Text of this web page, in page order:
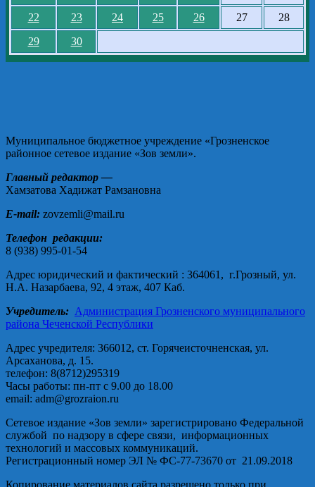
22
23 24 25 26 27
28
29
30
Муниципальное бюджетное учреждение «Грозненское
районное сетевое издание «Зов земли».
Главный редактор —
Хамзатова Хадижат Рамзановна
E-mail: zovzemli@mail.ru
Телефон редакции:
8 (938) 995-01-54
Адрес юридический и фактический : 364061, г.Грозный, ул.
Н.А. Назарбаева, 92, 4 этаж, 407 Каб.
Учредитель: Администрация Грозненского муниципального
района Чеченской Республики
Адрес учредителя: 366012, ст. Горячеисточненская, ул.
Арсаханова, д. 15.
телефон: 8(8712)295319
Часы работы: пн-пт с 9.00 до 18.00
email: adm@grozraion.ru
Сетевое издание «Зов земли» зарегистрировано Федеральной
службой по надзору в сфере связи, информационных
технологий и массовых коммуникаций.
Регистрационный номер ЭЛ № ФС-77-73670 от 21.09.2018
Копирование материалов сайта разрешено только при